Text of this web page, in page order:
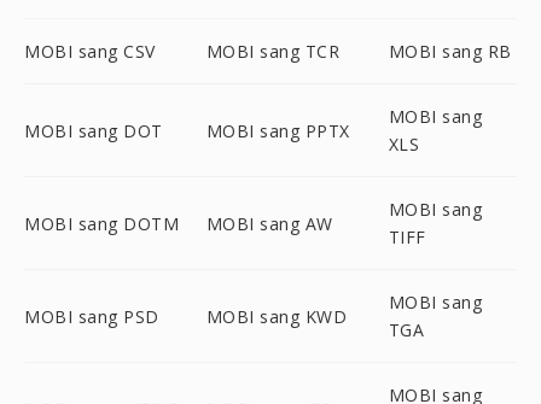
MOBI sang CSV MOBI sang TCR MOBI sang RB
MOBI sang DOT MOBI sang PPTX
MOBI sang
XLS
MOBI sang DOTM MOBI sang AW
MOBI sang
TIFF
MOBI sang PSD MOBI sang KWD
MOBI sang
TGA
MOBI sang